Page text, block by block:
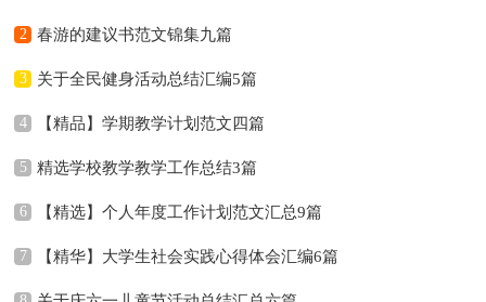
2 春游的建议书范文锦集九篇
3 关于全民健身活动总结汇编5篇
4 【精品】学期教学计划范文四篇
5 精选学校教学教学工作总结3篇
6 【精选】个人年度工作计划范文汇总9篇
7 【精华】大学生社会实践心得体会汇编6篇